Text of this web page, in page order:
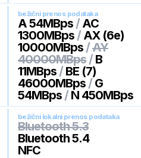
bežični prenos podataka
A 54MBps / AC
1300MBps / AX (6e)
10000MBps /AY
40000MBps / B
11MBps / BE (7)
46000MBps / G
54MBps / N 450MBps
bežični lokalni prenos podataka
Bluetooth 5.3
Bluetooth 5.4
NFC